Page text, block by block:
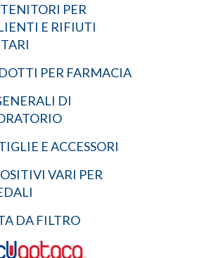
PER
E RIFIUTI
PER FARMACIA
DI
E ACCESSORI
VARI PER
DA FILTRO